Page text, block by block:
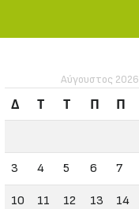
Αύγουστος 2026
Δ Τ Τ Π Π
3 4 5 6 7
10 11 12 13 14